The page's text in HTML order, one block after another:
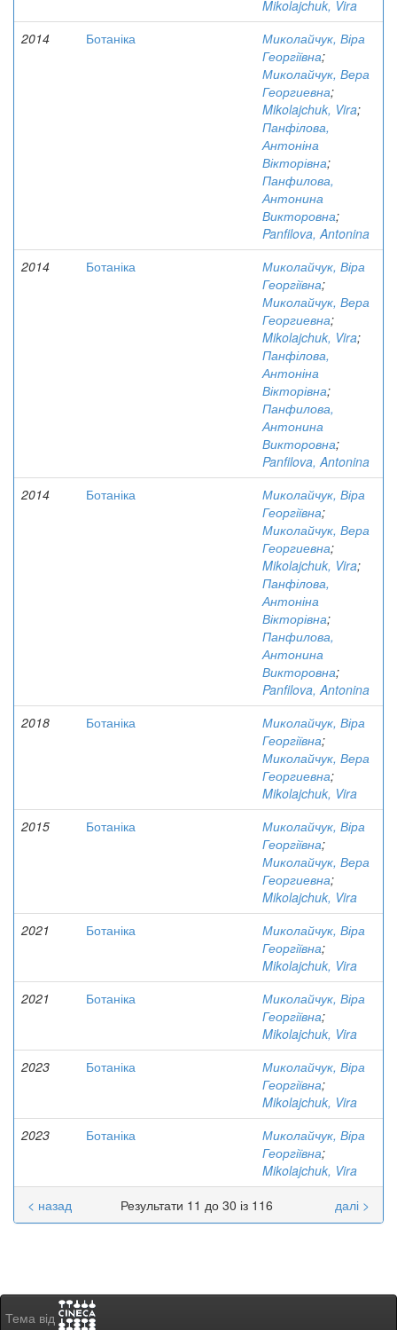
Mikolajchuk, Vira
2014
Ботаніка
Миколайчук, Віра
Георгіївна;
Миколайчук, Вера
Георгиевна;
Mikolajchuk, Vira;
Панфілова,
Антоніна
Вікторівна;
Панфилова,
Антонина
Викторовна;
Panfilova, Antonina
2014
Ботаніка
Миколайчук, Віра
Георгіївна;
Миколайчук, Вера
Георгиевна;
Mikolajchuk, Vira;
Панфілова,
Антоніна
Вікторівна;
Панфилова,
Антонина
Викторовна;
Panfilova, Antonina
2014
Ботаніка
Миколайчук, Віра
Георгіївна;
Миколайчук, Вера
Георгиевна;
Mikolajchuk, Vira;
Панфілова,
Антоніна
Вікторівна;
Панфилова,
Антонина
Викторовна;
Panfilova, Antonina
2018
Ботаніка
Миколайчук, Віра
Георгіївна;
Миколайчук, Вера
Георгиевна;
Mikolajchuk, Vira
2015
Ботаніка
Миколайчук, Віра
Георгіївна;
Миколайчук, Вера
Георгиевна;
Mikolajchuk, Vira
2021
Ботаніка
Миколайчук, Віра
Георгіївна;
Mikolajchuk, Vira
2021
Ботаніка
Миколайчук, Віра
Георгіївна;
Mikolajchuk, Vira
2023
Ботаніка
Миколайчук, Віра
Георгіївна;
Mikolajchuk, Vira
2023
Ботаніка
Миколайчук, Віра
Георгіївна;
Mikolajchuk, Vira
Результати 11 до 30 із 116
< назад далі >
Тема від